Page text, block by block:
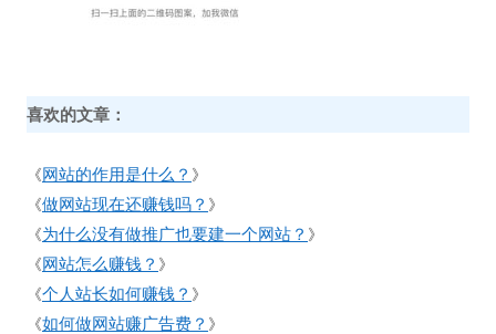
喜欢的文章：
《网站的作用是什么？ 》
《做网站现在还赚钱吗？ 》
《为什么没有做推广也要建一个网站？ 》
《网站怎么赚钱？ 》
《个人站长如何赚钱？ 》
《如何做网站赚广告费？ 》